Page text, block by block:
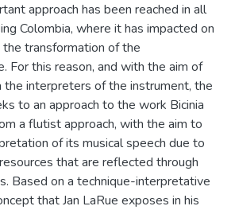
approach has been reached in all
Colombia, where it has impacted on
transformation of the
For this reason, and with the aim of
the interpreters of the instrument, the
to an approach to the work Bicinia
a flutist approach, with the aim to
of its musical speech due to
that are reflected through
Based on a technique-interpretative
that Jan LaRue exposes in his